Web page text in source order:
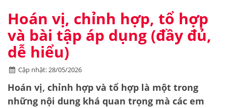
Hoán vị, chỉnh hợp, tổ hợp
và bài tập áp dụng (đầy đủ,
dễ hiểu)
Cập nhật: 28/05/2026
Hoán vị, chỉnh hợp và tổ hợp là một trong
những nội dung khá quan trọng mà các em